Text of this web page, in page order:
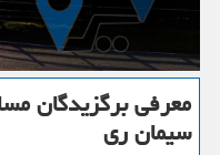
معرفی برگزیدگان
سیمان ری